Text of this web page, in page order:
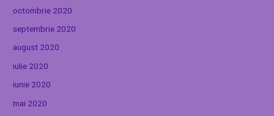
octombrie 2020
septembrie 2020
august 2020
iulie 2020
iunie 2020
mai 2020